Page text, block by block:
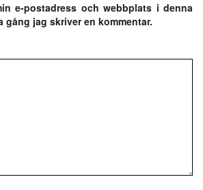
e-postadress och webbplats i denna
gång jag skriver en kommentar.